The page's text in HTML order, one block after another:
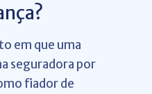
em que uma
seguradora por
fiador de